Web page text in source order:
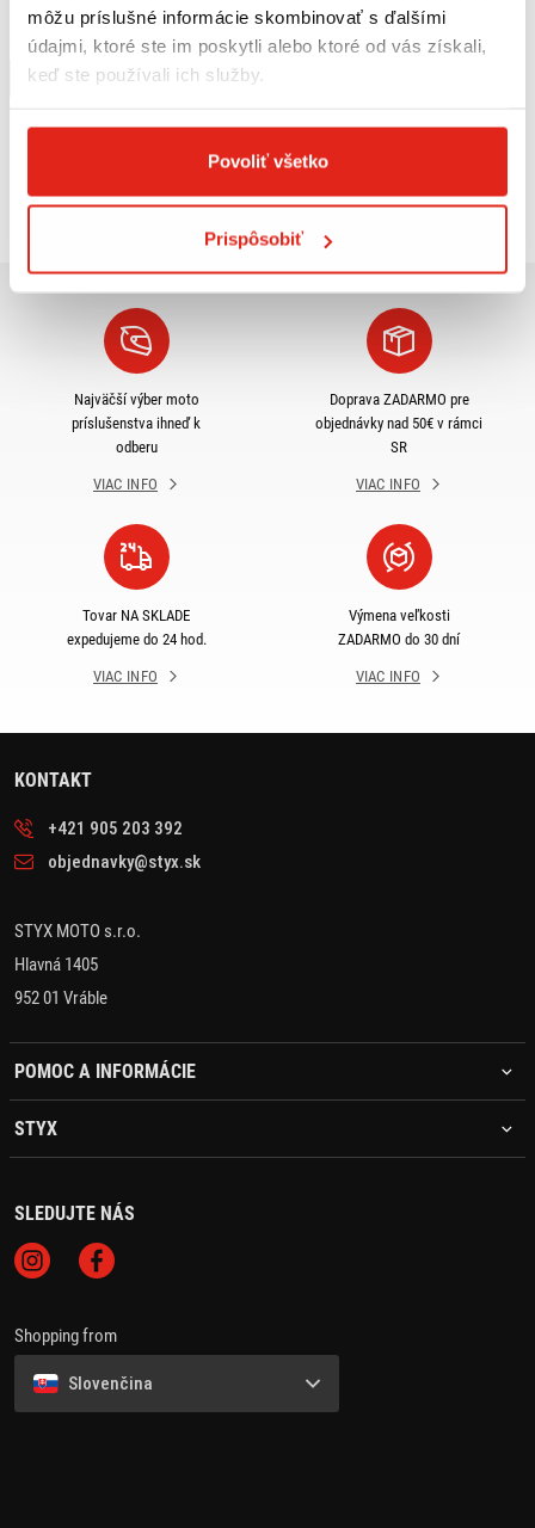
môžu príslušné informácie skombinovať s ďalšími
údajmi, ktoré ste im poskytli alebo ktoré od vás získali,
keď ste používali ich služby.
Povoliť všetko
Prispôsobiť
KUSY
Na objednávku
Kúpiť
Najväčší výber moto
príslušenstva ihneď k
odberu
VIAC INFO
Doprava ZADARMO pre
objednávky nad 50€ v rámci
SR
VIAC INFO
Tovar NA SKLADE
expedujeme do 24 hod.
VIAC INFO
Výmena veľkosti
ZADARMO do 30 dní
VIAC INFO
KONTAKT
+421 905 203 392
objednavky@styx.sk
STYX MOTO s.r.o.
Hlavná 1405
952 01 Vráble
POMOC A INFORMÁCIE
STYX
SLEDUJTE NÁS
Shopping from
Slovenčina